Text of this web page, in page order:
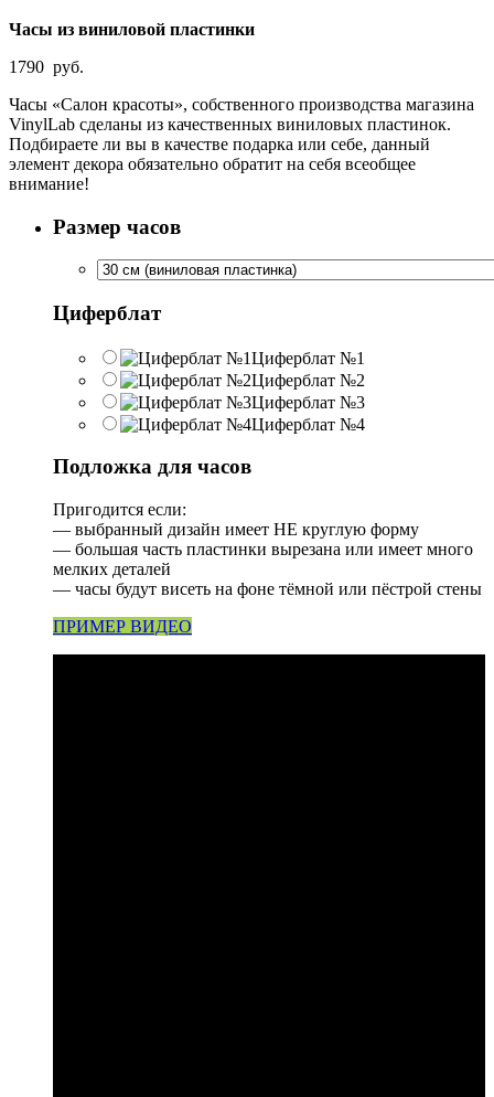
Часы из виниловой пластинки
1790 руб.
Часы «Салон красоты», собственного производства магазина
VinylLab сделаны из качественных виниловых пластинок.
Подбираете ли вы в качестве подарка или себе, данный
элемент декора обязательно обратит на себя всеобщее
внимание!
Размер часов
Циферблат
Циферблат №1
Циферблат №2
Циферблат №3
Циферблат №4
Подложка для часов
Пригодится если:
— выбранный дизайн имеет НЕ круглую форму
— большая часть пластинки вырезана или имеет много
мелких деталей
— часы будут висеть на фоне тёмной или пёстрой стены
ПРИМЕР ВИДЕО